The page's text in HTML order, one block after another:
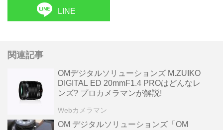
LINE
関連記事
OMデジタルソリューションズ M.ZUIKO
DIGITAL ED 20mmF1.4 PROはどんなレ
ンズ? プロカメラマンが解説!
Webカメラマン
OM デジタルソリューションズ「OM